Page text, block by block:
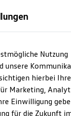
Nutzung
unsere
hierbei Ihre
Marketing,
Einwilligung
für die Zukunft